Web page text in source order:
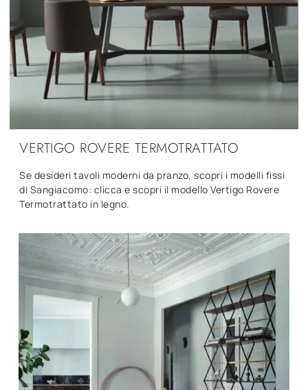
VERTIGO ROVERE TERMOTRATTATO
Se desideri tavoli moderni da pranzo, scopri i modelli fissi
di Sangiacomo: clicca e scopri il modello Vertigo Rovere
Termotrattato in legno.